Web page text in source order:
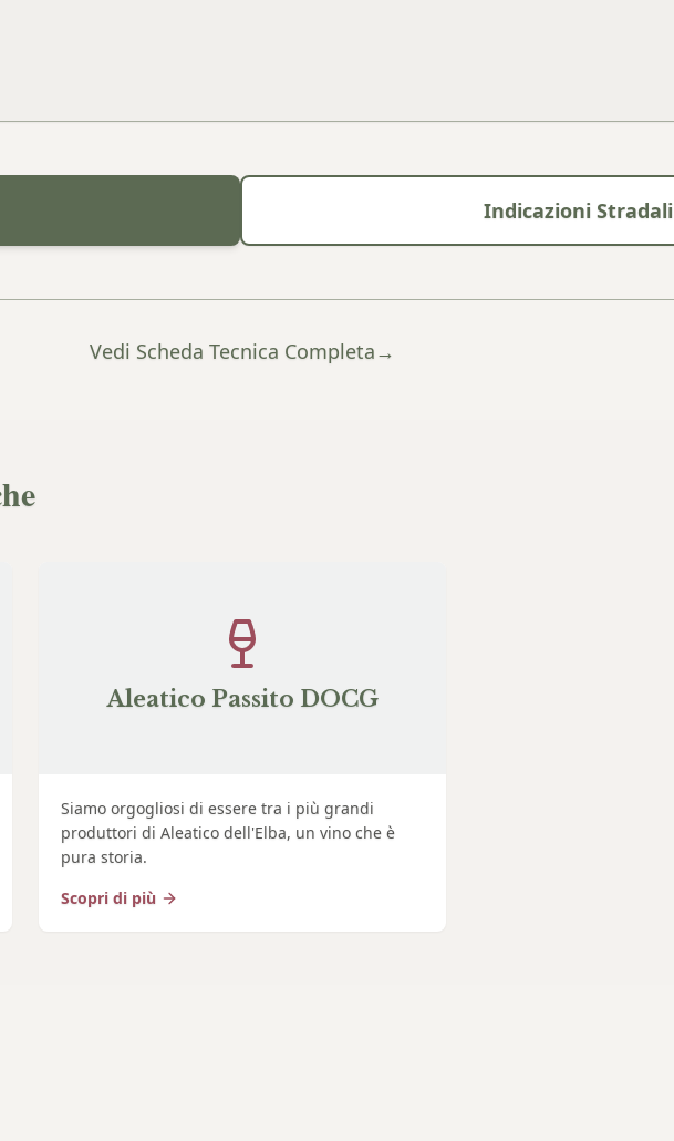
Indicazioni Stradali
Vedi Scheda Tecnica Completa→
Aleatico Passito DOCG
Siamo orgogliosi di essere tra i più grandi
produttori di Aleatico dell'Elba, un vino che è
pura storia.
Scopri di più